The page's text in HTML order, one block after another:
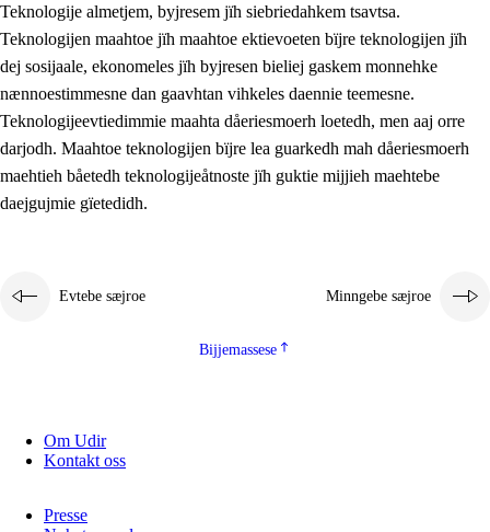
2.5.1 Almetjehealsoe jïh jieledehaalveme
2.5.2 Demokratije jïh meatanårrojevoete
2.5.3 Monnehke evtiedimmie
Teknologije almetjem, byjresem jïh siebriedahkem tsavtsa.
Teknologijen maahtoe jïh maahtoe ektievoeten bïjre teknologijen jïh
dej sosijaale, ekonomeles jïh byjresen bieliej gaskem monnehke
nænnoestimmesne dan gaavhtan vihkeles daennie teemesne.
Teknologijeevtiedimmie maahta dåeriesmoerh loetedh, men aaj orre
darjodh. Maahtoe teknologijen bïjre lea guarkedh mah dåeriesmoerh
maehtieh båetedh teknologijeåtnoste jïh guktie mijjieh maehtebe
daejgujmie gïetedidh.
Evtebe sæjroe Minngebe sæjroe
Bijjemassese
Om Udir
Kontakt oss
Presse